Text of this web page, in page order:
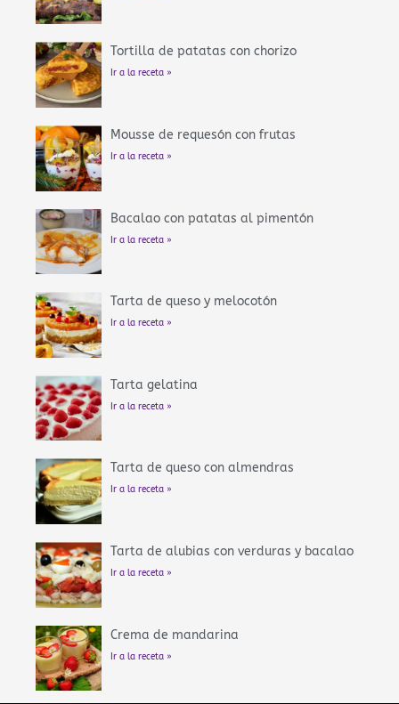
Tortilla de patatas con chorizo
Ir a la receta »
Mousse de requesón con frutas
Ir a la receta »
Bacalao con patatas al pimentón
Ir a la receta »
Tarta de queso y melocotón
Ir a la receta »
Tarta gelatina
Ir a la receta »
Tarta de queso con almendras
Ir a la receta »
Tarta de alubias con verduras y bacalao
Ir a la receta »
Crema de mandarina
Ir a la receta »